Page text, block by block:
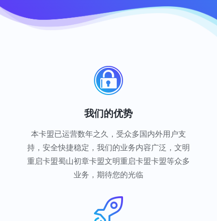
我们的优势
本卡盟已运营数年之久，受众多国内外用户支
持，安全快捷稳定，我们的业务内容广泛，文明
重启卡盟蜀山初章卡盟文明重启卡盟卡盟等众多
业务，期待您的光临